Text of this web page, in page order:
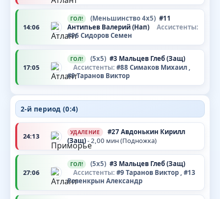
14:06
ГОЛ! (Меньшинство 4x5) #11
Антипьев Валерий(Нап)
Ассистенты:
#96 Сидоров Семен
17:05
ГОЛ! (5x5) #3 Мальцев Глеб(Защ)
Ассистенты: #88 Симаков Михаил ,
#9Таранов Виктор
2-й период (0:4)
24:13 УДАЛЕНИЕ #27 Авдонькин Кирилл
(Защ)- 2,00 мин (Подножка)
27:06
ГОЛ! (5x5) #3 Мальцев Глеб(Защ)
Ассистенты: #9 Таранов Виктор , #13
Розенкрын Александр